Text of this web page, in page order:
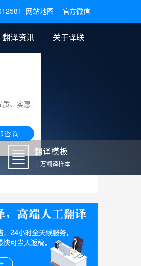
网站地图 官方微信
翻译资讯 关于译联
质、实惠
咨询
翻译模板
上万翻译样本